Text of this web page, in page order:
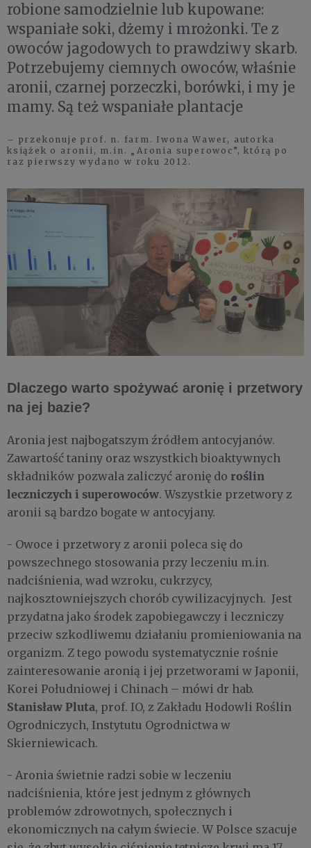
robione samodzielnie lub kupowane:
wspaniałe soki, dżemy i mrożonki. Te z
owoców jagodowych to prawdziwy skarb.
Potrzebujemy ciemnych owoców, właśnie
aronii, czarnej porzeczki, borówki, i my je
mamy. Są też wspaniałe plantacje
– przekonuje prof. n. farm. Iwona Wawer, autorka
książek o aronii, m.in. „Aronia superowoc”, którą po
raz pierwszy wydano w roku 2012.
Dlaczego warto spożywać aronię i przetwory
na jej bazie?
Aronia jest najbogatszym źródłem antocyjanów.
Zawartość taniny oraz wszystkich bioaktywnych
składników pozwala zaliczyć aronię do roślin
leczniczych i superowoców. Wszystkie przetwory z
aronii są bardzo bogate w antocyjany.
- Owoce i przetwory z aronii poleca się do
powszechnego stosowania przy leczeniu m.in.
nadciśnienia, wad wzroku, cukrzycy,
najkosztowniejszych chorób cywilizacyjnych. Jest
przydatna jako środek zapobiegawczy i leczniczy
przeciw szkodliwemu działaniu promieniowania na
organizm. Z tego powodu systematycznie rośnie
zainteresowanie aronią i jej przetworami w Japonii,
Korei Południowej i Chinach – mówi dr hab.
Stanisław Pluta, prof. IO, z Zakładu Hodowli Roślin
Ogrodniczych, Instytutu Ogrodnictwa w
Skierniewicach.
- Aronia świetnie radzi sobie w leczeniu
nadciśnienia, które jest jednym z głównych
problemów zdrowotnych, społecznych i
ekonomicznych na całym świecie. W Polsce szacuje